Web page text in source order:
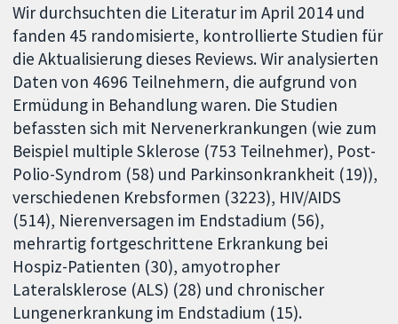
Wir durchsuchten die Literatur im April 2014 und
fanden 45 randomisierte, kontrollierte Studien für
die Aktualisierung dieses Reviews. Wir analysierten
Daten von 4696 Teilnehmern, die aufgrund von
Ermüdung in Behandlung waren. Die Studien
befassten sich mit Nervenerkrankungen (wie zum
Beispiel multiple Sklerose (753 Teilnehmer), Post-
Polio-Syndrom (58) und Parkinsonkrankheit (19)),
verschiedenen Krebsformen (3223), HIV/AIDS
(514), Nierenversagen im Endstadium (56),
mehrartig fortgeschrittene Erkrankung bei
Hospiz-Patienten (30), amyotropher
Lateralsklerose (ALS) (28) und chronischer
Lungenerkrankung im Endstadium (15).